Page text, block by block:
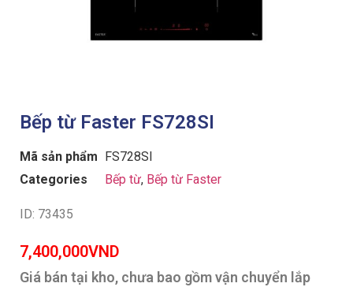
Bếp từ Faster FS728SI
Mã sản phẩm FS728SI
Categories
Bếp từ, Bếp từ Faster
ID: 73435
7,400,000VND
Giá bán tại kho, chưa bao gồm vận chuyển lắp